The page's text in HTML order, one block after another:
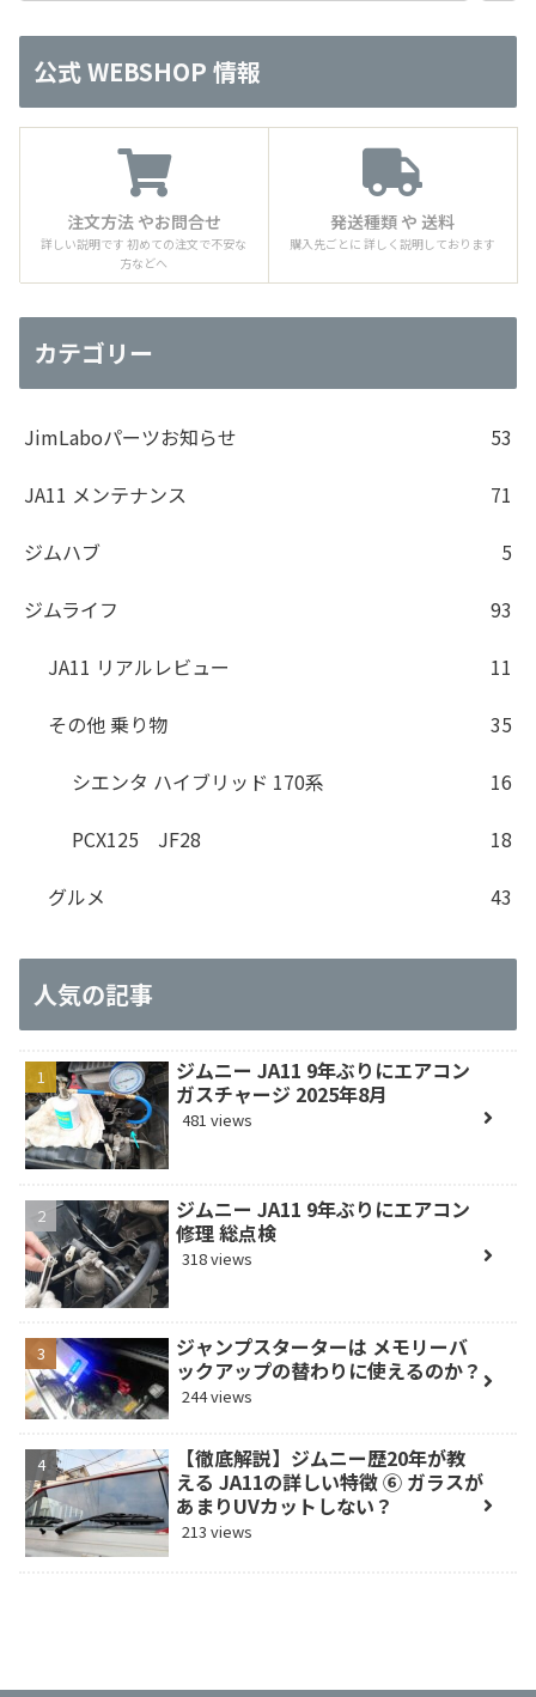
公式 WEBSHOP 情報
注文方法 やお問合せ
詳しい説明です 初めての注文で不安な
方などへ
発送種類 や 送料
購入先ごとに 詳しく説明しております
カテゴリー
JimLaboパーツお知らせ
53
JA11 メンテナンス
71
ジムハブ
5
ジムライフ
93
JA11 リアルレビュー
11
その他 乗り物
35
シエンタ ハイブリッド 170系
16
PCX125 JF28
18
グルメ
43
人気の記事
ジムニー JA11 9年ぶりにエアコン
ガスチャージ 2025年8月
481 views
ジムニー JA11 9年ぶりにエアコン
修理 総点検
318 views
ジャンプスターターは メモリーバ
ックアップの替わりに使えるのか？
244 views
【徹底解説】ジムニー歴20年が教
える JA11の詳しい特徴 ⑥ ガラスが
あまりUVカットしない？
213 views